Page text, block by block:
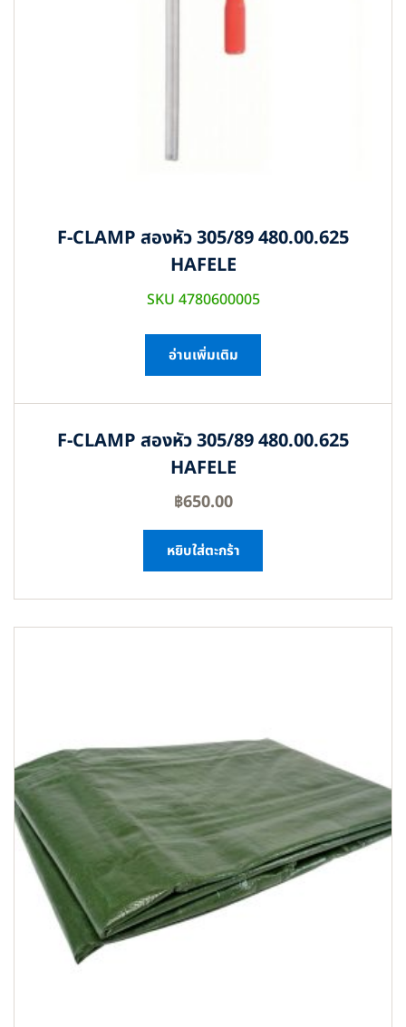
F-CLAMP สองหัว 305/89 480.00.625
HAFELE
SKU 4780600005
อ่านเพิ่มเติม
F-CLAMP สองหัว 305/89 480.00.625
HAFELE
฿650.00
หยิบใส่ตะกร้า